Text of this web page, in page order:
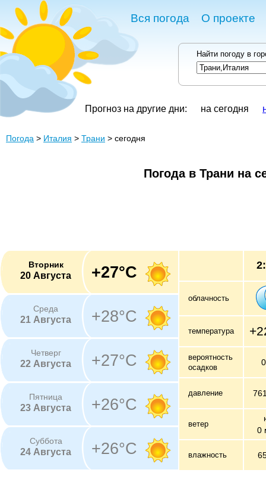
Вся погода О проекте
Найти погоду в
Прогноз на другие дни: на сегодня
Погода > Италия > Трани > сегодня
Погода в Трани на
Вторник
20 Августа +27°C
Среда
21 Августа +28°C
Четверг
22 Августа +27°C
Пятница
23 Августа +26°C
Суббота
24 Августа +26°C
облачность
температура
вероятность
осадков
давление
ветер
0
влажность